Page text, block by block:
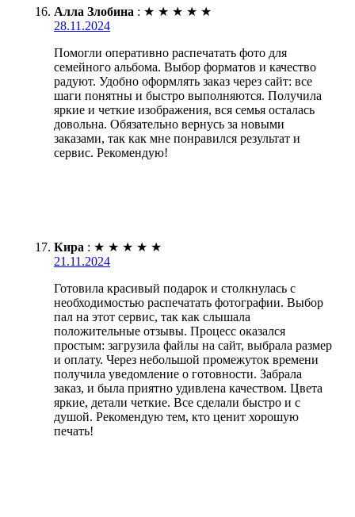
Алла Злобина : ★ ★ ★ ★ ★
28.11.2024
Помогли оперативно распечатать фото для
семейного альбома. Выбор форматов и качество
радуют. Удобно оформлять заказ через сайт: все
шаги понятны и быстро выполняются. Получила
яркие и четкие изображения, вся семья осталась
довольна. Обязательно вернусь за новыми
заказами, так как мне понравился результат и
сервис. Рекомендую!
Кира : ★ ★ ★ ★ ★
21.11.2024
Готовила красивый подарок и столкнулась с
необходимостью распечатать фотографии. Выбор
пал на этот сервис, так как слышала
положительные отзывы. Процесс оказался
простым: загрузила файлы на сайт, выбрала размер
и оплату. Через небольшой промежуток времени
получила уведомление о готовности. Забрала
заказ, и была приятно удивлена качеством. Цвета
яркие, детали четкие. Все сделали быстро и с
душой. Рекомендую тем, кто ценит хорошую
печать!